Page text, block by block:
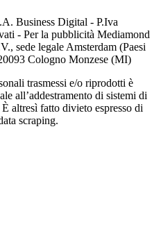
Business Digital - P.Iva
- Per la pubblicità Mediamond
sede legale Amsterdam (Paesi
Cologno Monzese (MI)
trasmessi e/o riprodotti è
all’addestramento di sistemi di
altresì fatto divieto espresso di
scraping.